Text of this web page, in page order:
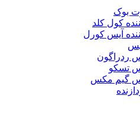
بوک
کول کلد
آیس کورل
ردراگون
تسکو
گیم مکس